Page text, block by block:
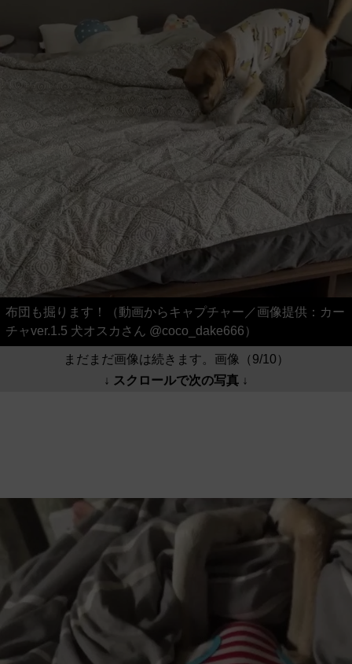
布団も掘ります！（動画からキャプチャー／画像提供：カー
チャver.1.5 犬オスカさん @coco_dake666）
まだまだ画像は続きます。画像（9/10）
↓ スクロールで次の写真 ↓